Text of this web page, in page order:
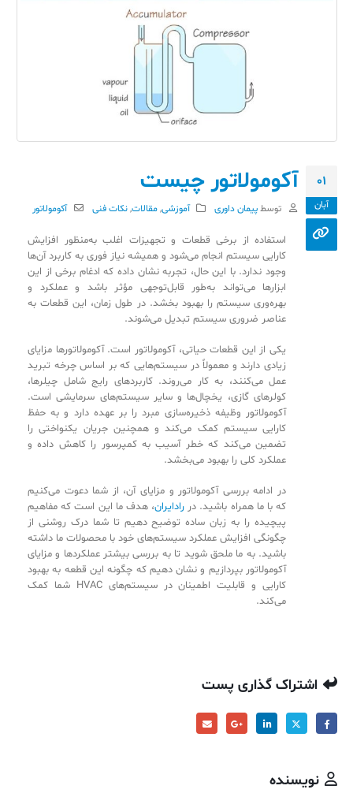
01
آبان
آکومولاتور چیست
توسط پیمان داوری آموزشی,مقالات,نکات فنی آکومولاتور
استفاده از برخی قطعات و تجهیزات اغلب به‌منظور افزایش
کارایی سیستم انجام می‌شود و همیشه نیاز فوری به کاربرد آن‌ها
وجود ندارد. با این حال، تجربه نشان داده که ادغام برخی از این
ابزارها می‌تواند به‌طور قابل‌توجهی مؤثر باشد و عملکرد و
بهره‌وری سیستم را بهبود بخشد. در طول زمان، این قطعات به
عناصر ضروری سیستم تبدیل می‌شوند.
یکی از این قطعات حیاتی، آکومولاتور است. آکومولاتورها مزایای
زیادی دارند و معمولاً در سیستم‌هایی که بر اساس چرخه تبرید
عمل می‌کنند، به کار می‌روند. کاربردهای رایج شامل چیلرها،
کولرهای گازی، یخچال‌ها و سایر سیستم‌های سرمایشی است.
آکومولاتور وظیفه ذخیره‌سازی مبرد را بر عهده دارد و به حفظ
کارایی سیستم کمک می‌کند و همچنین جریان یکنواختی را
تضمین می‌کند که خطر آسیب به کمپرسور را کاهش داده و
عملکرد کلی را بهبود می‌بخشد.
در ادامه بررسی آکومولاتور و مزایای آن، از شما دعوت می‌کنیم
که با ما همراه باشید. در رادایران، هدف ما این است که مفاهیم
پیچیده را به زبان ساده توضیح دهیم تا شما درک روشنی از
چگونگی افزایش عملکرد سیستم‌های خود با محصولات ما داشته
باشید. به ما ملحق شوید تا به بررسی بیشتر عملکردها و مزایای
آکومولاتور بپردازیم و نشان دهیم که چگونه این قطعه به بهبود
کارایی و قابلیت اطمینان در سیستم‌های HVAC شما کمک
می‌کند.
اشتراک گذاری پست
نویسنده